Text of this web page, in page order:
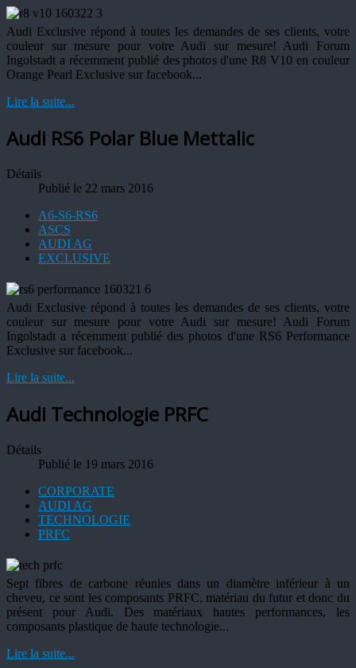
Audi Exclusive répond à toutes les demandes de ses clients, votre
couleur sur mesure pour votre Audi sur mesure! Audi Forum
Ingolstadt a récemment publié des photos d'une R8 V10 en couleur
Orange Pearl Exclusive sur facebook...
Lire la suite...
Audi RS6 Polar Blue Mettalic
Détails
Publié le 22 mars 2016
A6-S6-RS6
ASCS
AUDI AG
EXCLUSIVE
Audi Exclusive répond à toutes les demandes de ses clients, votre
couleur sur mesure pour votre Audi sur mesure! Audi Forum
Ingolstadt a récemment publié des photos d'une RS6 Performance
Exclusive sur facebook...
Lire la suite...
Audi Technologie PRFC
Détails
Publié le 19 mars 2016
CORPORATE
AUDI AG
TECHNOLOGIE
PRFC
Sept fibres de carbone réunies dans un diamètre inférieur à un
cheveu, ce sont les composants PRFC, matériau du futur et donc du
présent pour Audi. Des matériaux hautes performances, les
composants plastique de haute technologie...
Lire la suite...